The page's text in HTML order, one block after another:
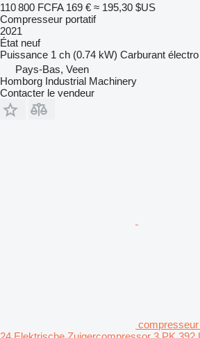
110 800 FCFA 169 € ≈ 195,30 $US
Compresseur portatif
2021
État neuf
Puissance 1 ch (0.74 kW) Carburant électro
Pays-Bas, Veen
Homborg Industrial Machinery
Contacter le vendeur